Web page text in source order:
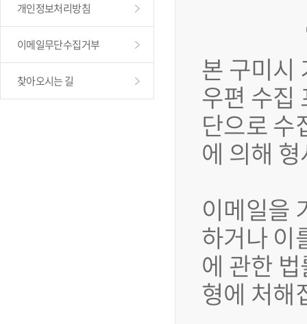
개인정보처리방침
이메일무단수집거부
찾아오시는 길 본 구미시
우편 수집
단으로 수
에 의해
이메일을
하거나 이
에 관한
형에 처해